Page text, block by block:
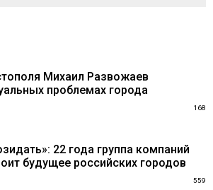
Михаил Развожаев
проблемах города
168
22 года группа компаний
будущее российских городов
559